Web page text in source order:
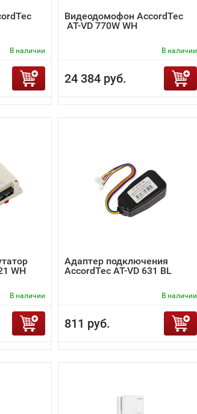
В наличии
Видеодомофон AccordTec
AT-VD 770W WH
В наличии
24 384 руб.
WH
В наличии
Адаптер подключения
AccordTec AT-VD 631 BL
В наличии
811 руб.